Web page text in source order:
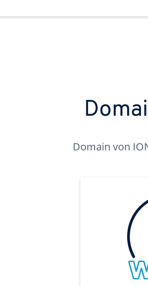
Domain von